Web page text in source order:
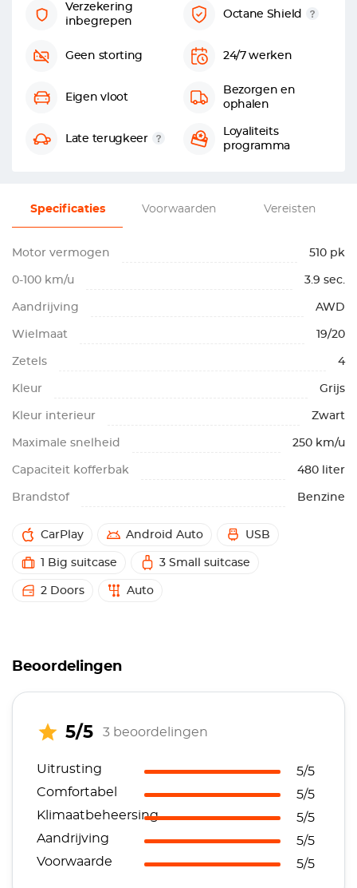
Verzekering
inbegrepen
Octane Shield
Geen storting 24/7 werken
Eigen vloot
Bezorgen en
ophalen
Late terugkeer
Loyaliteits
programma
Specificaties Voorwaarden Vereisten
Motor vermogen 510 pk
0-100 km/u 3.9 sec.
Aandrijving AWD
Wielmaat 19/20
Zetels 4
Kleur Grijs
Kleur interieur Zwart
Maximale snelheid 250 km/u
Capaciteit kofferbak 480 liter
Brandstof Benzine
CarPlay Android Auto USB
1 Big suitcase 3 Small suitcase
2 Doors Auto
Beoordelingen
5/5 3 beoordelingen
Uitrusting
5/5
Comfortabel
5/5
Klimaatbeheersing
5/5
Aandrijving
5/5
Voorwaarde
5/5